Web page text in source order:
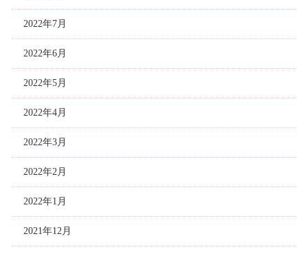
2022年7月
2022年6月
2022年5月
2022年4月
2022年3月
2022年2月
2022年1月
2021年12月